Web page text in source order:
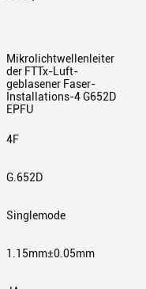
Mikrolichtwellenleiter
der FTTx-Luft-
geblasener Faser-
Installations-4 G652D
EPFU
4F
G.652D
Singlemode
1.15mm±0.05mm